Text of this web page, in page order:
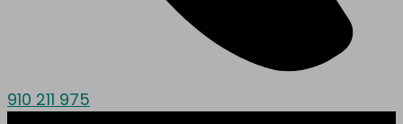
910 211 975